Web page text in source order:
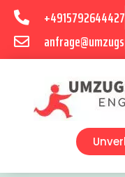
+4915792644427